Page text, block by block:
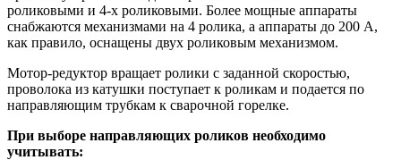
роликовыми и 4-х роликовыми. Более мощные аппараты
снабжаются механизмами на 4 ролика, а аппараты до 200 А,
как правило, оснащены двух роликовым механизмом.
Мотор-редуктор вращает ролики с заданной скоростью,
проволока из катушки поступает к роликам и подается по
направляющим трубкам к сварочной горелке.
При выборе направляющих роликов необходимо
учитывать: